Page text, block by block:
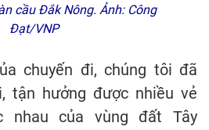
cầu Đắk Nông. Ảnh: Công
Đạt/VNP
chuyến đi, chúng tôi đã
tận hưởng được nhiều vẻ
nhau của vùng đất Tây